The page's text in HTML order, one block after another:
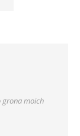
grona moich